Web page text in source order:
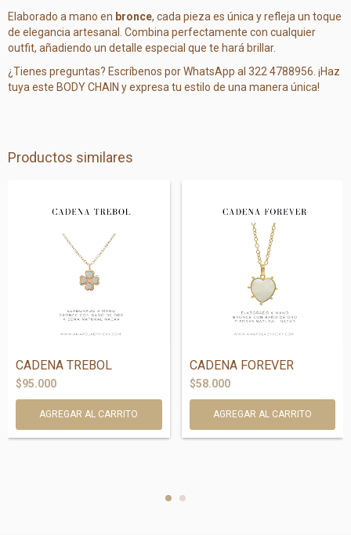
Elaborado a mano en bronce, cada pieza es única y refleja un toque
de elegancia artesanal. Combina perfectamente con cualquier
outfit, añadiendo un detalle especial que te hará brillar.
¿Tienes preguntas? Escríbenos por WhatsApp al 322 4788956. ¡Haz
tuya este BODY CHAIN y expresa tu estilo de una manera única!
Productos similares
CADENA TREBOL
$95.000
CADENA FOREVER
$58.000